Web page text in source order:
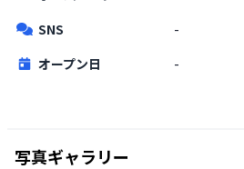
SNS
-
オープン日
-
写真ギャラリー